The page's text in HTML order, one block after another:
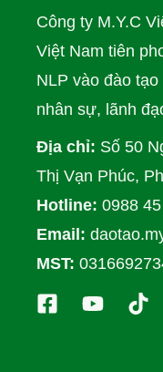
Công ty M.Y.C
Việt Nam tiên
NLP vào đào
nhân sự, lãnh
Địa chỉ: Số 50
Thị Vạn Phúc,
Hotline: 0988
Email:
MST: